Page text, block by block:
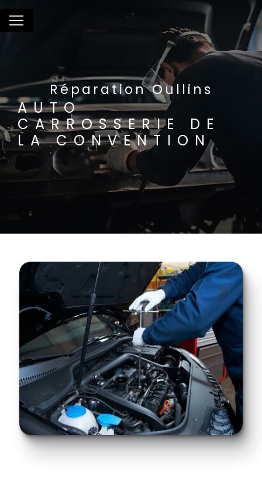
Réparation Oullins
AUTO
CARROSSERIE DE
LA CONVENTION
Panneau de gestion des cookies